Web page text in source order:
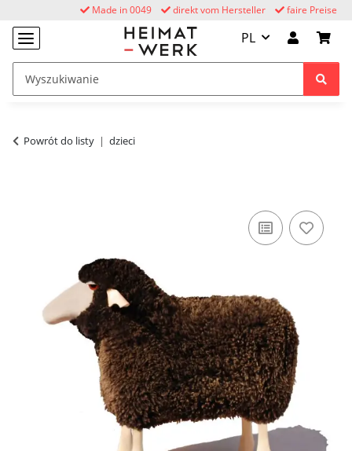
faire Preise
direkt vom Hersteller
Made in 0049
PL
Powrót do listy dzieci